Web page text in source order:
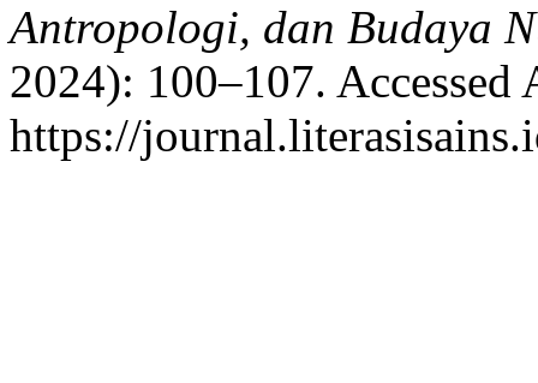
Antropologi, dan Budaya
2024): 100–107. Accessed
https://